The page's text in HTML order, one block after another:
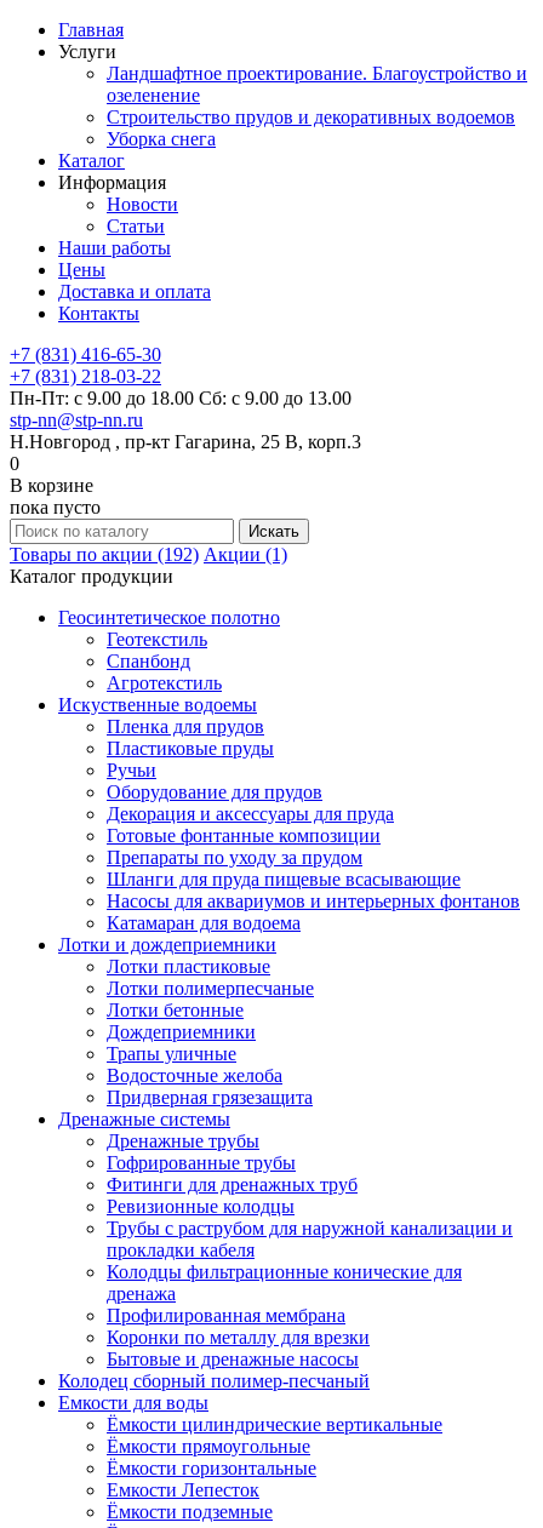
Главная
Услуги
Ландшафтное проектирование. Благоустройство и
озеленение
Строительство прудов и декоративных водоемов
Уборка снега
Каталог
Информация
Новости
Статьи
Наши работы
Цены
Доставка и оплата
Контакты
+7 (831) 416-65-30
+7 (831) 218-03-22
Пн-Пт: с 9.00 до 18.00 Сб: с 9.00 до 13.00
stp-nn@stp-nn.ru
Н.Новгород , пр-кт Гагарина, 25 В, корп.3
0
В корзине
пока пусто
Товары по акции (192) Акции (1)
Каталог продукции
Геосинтетическое полотно
Геотекстиль
Спанбонд
Агротекстиль
Искуственные водоемы
Пленка для прудов
Пластиковые пруды
Ручьи
Оборудование для прудов
Декорация и аксессуары для пруда
Готовые фонтанные композиции
Препараты по уходу за прудом
Шланги для пруда пищевые всасывающие
Насосы для аквариумов и интерьерных фонтанов
Катамаран для водоема
Лотки и дождеприемники
Лотки пластиковые
Лотки полимерпесчаные
Лотки бетонные
Дождеприемники
Трапы уличные
Водосточные желоба
Придверная грязезащита
Дренажные системы
Дренажные трубы
Гофрированные трубы
Фитинги для дренажных труб
Ревизионные колодцы
Трубы с раструбом для наружной канализации и
прокладки кабеля
Колодцы фильтрационные конические для
дренажа
Профилированная мембрана
Коронки по металлу для врезки
Бытовые и дренажные насосы
Колодец сборный полимер-песчаный
Емкости для воды
Ёмкости цилиндрические вертикальные
Ёмкости прямоугольные
Ёмкости горизонтальные
Емкости Лепесток
Ёмкости подземные